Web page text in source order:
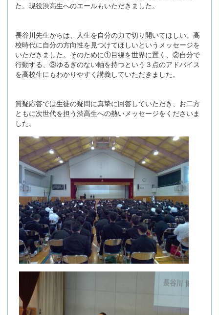
た。現役渋高生へのエールもいただきました。
長谷川先生からは、人生を自分の力で切り開いてほしい。高
校時代に自分の方向性を見つけてほしいというメッセージを
いただきました。そのために①目線を世界に置く、②自分で
行動する、③ゆるぎのない軸を持つという３点のアドバイス
を高校生にもわかりやすく講義していただきました。
質疑応答では生徒の疑問に真摯に回答していただき、お二方
ともに次世代を担う渋高生への熱いメッセージをくださいま
した。